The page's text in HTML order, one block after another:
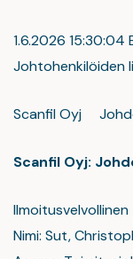
1.6.2026 15:30:04
Johtohenkilöiden
Scanfil Oyj
Scanfil Oyj:
Ilmoitusvelvollinen
Nimi: Sut,